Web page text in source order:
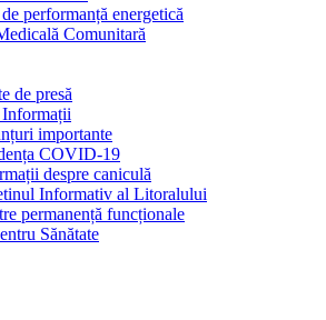
performanță energetică
Comunitară
de presă
importante
COVID-19
despre caniculă
Informativ al Litoralului
permanență funcționale
Sănătate